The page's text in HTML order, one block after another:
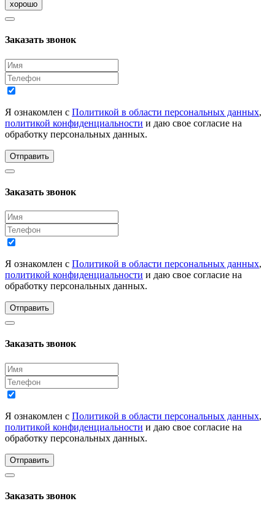
хорошо
Заказать звонок
Я ознакомлен с Политикой в области персональных данных,
политикой конфиденциальности и даю свое согласие на
обработку персональных данных.
Отправить
Заказать звонок
Я ознакомлен с Политикой в области персональных данных,
политикой конфиденциальности и даю свое согласие на
обработку персональных данных.
Отправить
Заказать звонок
Я ознакомлен с Политикой в области персональных данных,
политикой конфиденциальности и даю свое согласие на
обработку персональных данных.
Отправить
Заказать звонок